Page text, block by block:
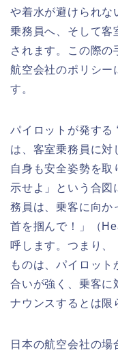
や着水が避けられな
乗務員へ、そして客
されます。この際の
航空会社のポリシー
す。
パイロットが発する
は、客室乗務員に対
自身も安全姿勢を取
示せよ」という合図
務員は、乗客に向か
首を掴んで！」（
呼します。つまり、
ものは、パイロッ
合いが強く、乗客に
ナウンスするとは限
日本の航空会社の